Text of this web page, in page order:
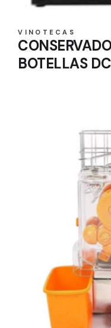
VINOTECAS
BOTELLAS